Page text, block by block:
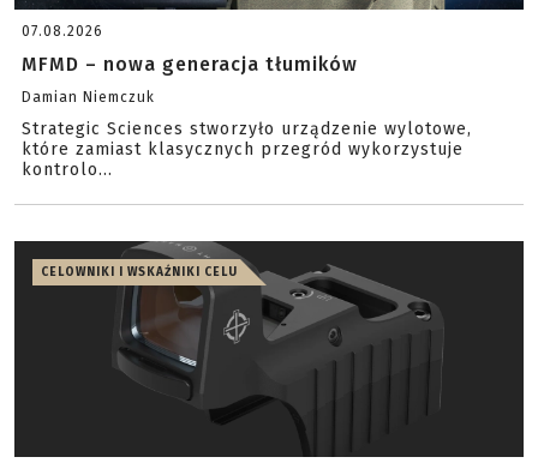
07.08.2026
MFMD – nowa generacja tłumików
Damian Niemczuk
Strategic Sciences stworzyło urządzenie wylotowe,
które zamiast klasycznych przegród wykorzystuje
kontrolo...
CELOWNIKI I WSKAŹNIKI CELU